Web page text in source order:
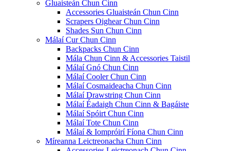
Gluaisteán Chun Cinn
Accessories Gluaisteán Chun Cinn
Scrapers Oighear Chun Cinn
Shades Sun Chun Cinn
Málaí Cur Chun Cinn
Backpacks Chun Cinn
Mála Chun Cinn & Accessories Taistil
Málaí Gnó Chun Cinn
Málaí Cooler Chun Cinn
Málaí Cosmaideacha Chun Cinn
Málaí Drawstring Chun Cinn
Málaí Éadaigh Chun Cinn & Bagáiste
Málaí Spóirt Chun Cinn
Málaí Tote Chun Cinn
Málaí & Iompróirí Fíona Chun Cinn
Míreanna Leictreonacha Chun Cinn